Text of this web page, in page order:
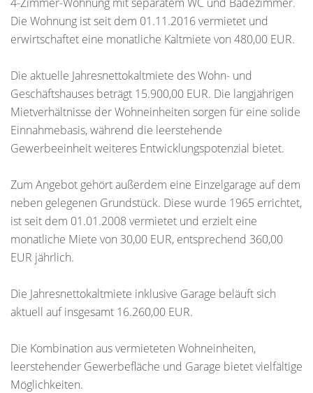
Die Wohnung ist seit dem 01.11.2016 vermietet und
erwirtschaftet eine monatliche Kaltmiete von 480,00 EUR.
Die aktuelle Jahresnettokaltmiete des Wohn- und
Geschäftshauses beträgt 15.900,00 EUR. Die langjährigen
Mietverhältnisse der Wohneinheiten sorgen für eine solide
Einnahmebasis, während die leerstehende
Gewerbeeinheit weiteres Entwicklungspotenzial bietet.
Zum Angebot gehört außerdem eine Einzelgarage auf dem
neben gelegenen Grundstück. Diese wurde 1965 errichtet,
ist seit dem 01.01.2008 vermietet und erzielt eine
monatliche Miete von 30,00 EUR, entsprechend 360,00
EUR jährlich.
Die Jahresnettokaltmiete inklusive Garage beläuft sich
aktuell auf insgesamt 16.260,00 EUR.
Die Kombination aus vermieteten Wohneinheiten,
leerstehender Gewerbefläche und Garage bietet vielfältige
Möglichkeiten.